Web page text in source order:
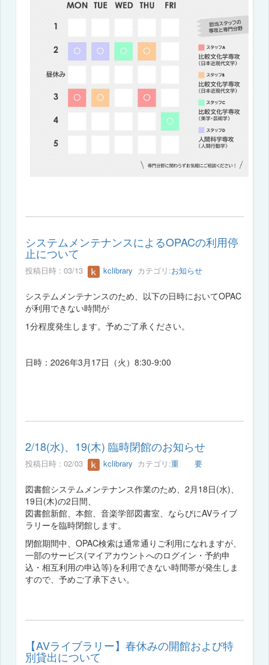
システムメンテナンスによるOPACの利用停
止について
投稿日時 : 03/13 kclibrary カテゴリ:お知らせ
システムメンテナンスのため、以下の日時においてOPAC
が利用できない時間が
1分程度発生します。予めご了承ください。
日時：2026年3月17日（火）8:30-9:00
2/18(水)、19(木) 臨時閉館のお知らせ
投稿日時 : 02/03 kclibrary カテゴリ:重 要
図書館システムメンテナンス作業のため、2月18日(水)、
19日(木)の2日間、
図書館新館、本館、音楽学部図書室、ならびにAVライブ
ラリーを臨時閉館します。
閉館期間中、OPAC検索は通常通りご利用になれますが、
一部のサービス(マイアカウントへのログイン・予約申
込・相互利用の申込等)を利用できない時間帯が発生しま
すので、予めご了承下さい。
【AVライブラリー】春休みの開館および特
別貸出について